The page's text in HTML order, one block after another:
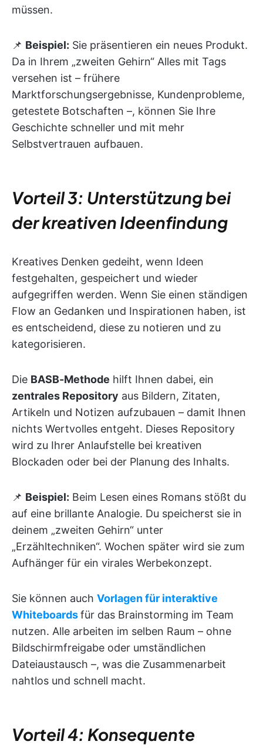
müssen.
📌 Beispiel: Sie präsentieren ein neues Produkt.
Da in Ihrem „zweiten Gehirn“ Alles mit Tags
versehen ist – frühere
Marktforschungsergebnisse, Kundenprobleme,
getestete Botschaften –, können Sie Ihre
Geschichte schneller und mit mehr
Selbstvertrauen aufbauen.
Vorteil 3: Unterstützung bei
der kreativen Ideenfindung
Kreatives Denken gedeiht, wenn Ideen
festgehalten, gespeichert und wieder
aufgegriffen werden. Wenn Sie einen ständigen
Flow an Gedanken und Inspirationen haben, ist
es entscheidend, diese zu notieren und zu
kategorisieren.
Die BASB-Methode hilft Ihnen dabei, ein
zentrales Repository aus Bildern, Zitaten,
Artikeln und Notizen aufzubauen – damit Ihnen
nichts Wertvolles entgeht. Dieses Repository
wird zu Ihrer Anlaufstelle bei kreativen
Blockaden oder bei der Planung des Inhalts.
📌 Beispiel: Beim Lesen eines Romans stößt du
auf eine brillante Analogie. Du speicherst sie in
deinem „zweiten Gehirn“ unter
„Erzähltechniken“. Wochen später wird sie zum
Aufhänger für ein virales Werbekonzept.
Sie können auch Vorlagen für interaktive
Whiteboardsfür das Brainstorming im Team
nutzen. Alle arbeiten im selben Raum – ohne
Bildschirmfreigabe oder umständlichen
Dateiaustausch –, was die Zusammenarbeit
nahtlos und schnell macht.
Vorteil 4: Konsequente